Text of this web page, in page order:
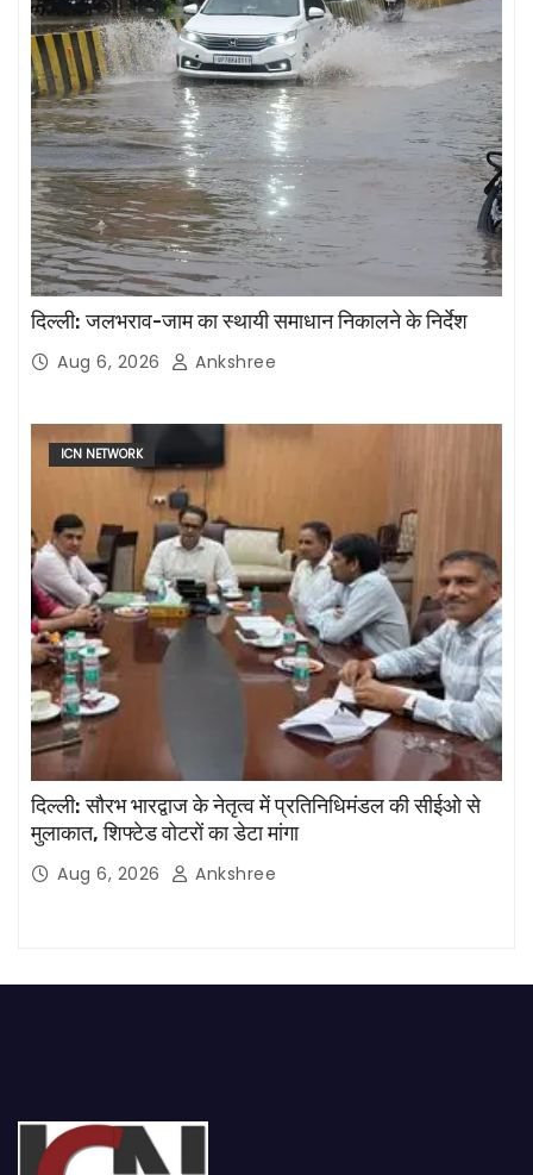
दिल्ली: जलभराव-जाम का स्थायी समाधान निकालने के निर्देश
Aug 6, 2026 Ankshree
ICN NETWORK
दिल्ली: सौरभ भारद्वाज के नेतृत्व में प्रतिनिधिमंडल की सीईओ से
मुलाकात, शिफ्टेड वोटरों का डेटा मांगा
Aug 6, 2026 Ankshree